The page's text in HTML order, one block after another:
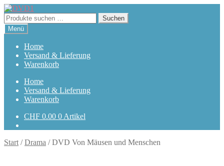
Zur
Navigation
springen
Zum
Inhalt
springen
Suchen
nach:
Suchen
Menü
Home
Versand & Lieferung
Warenkorb
Home
Versand & Lieferung
Warenkorb
CHF 0.00 0 Artikel
Start /Drama /DVD Von Mäusen und Menschen